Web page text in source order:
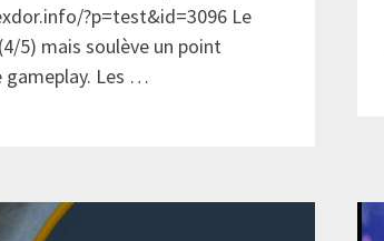
?p=test&id=3096 Le
5) mais soulève un point
Les …